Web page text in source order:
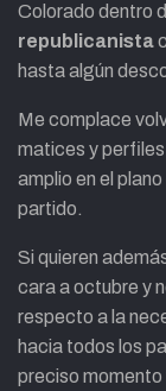
Colorado dentro
republicanista
hasta algún
Me complace
matices y perfiles
amplio en el
partido.
Si quieren
cara a octubre y
respecto a la
hacia todos los
preciso momento